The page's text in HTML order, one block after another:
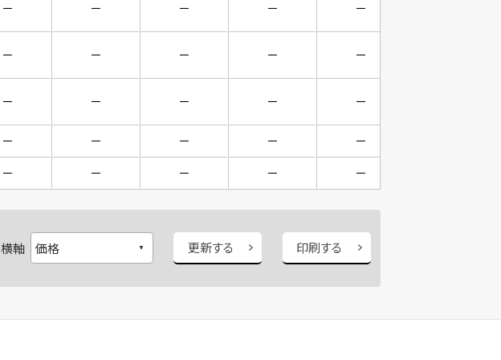
－ － － － －
－ － － － －
－ － － － －
－ － － － －
－ － － － －
横軸 更新する 印刷する